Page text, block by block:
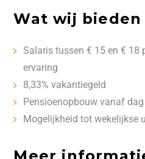
Wat wij bieden
Salaris tussen € 15 en € 18
ervaring
8,33% vakantiegeld
Pensioenopbouw vanaf dag
Mogelijkheid tot wekelijkse